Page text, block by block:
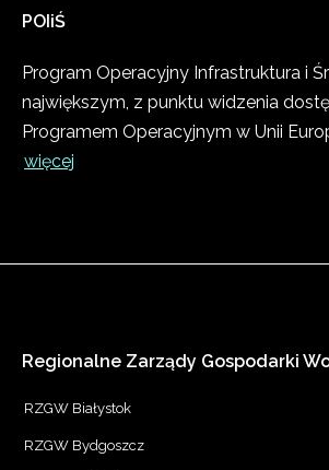
POIiŚ
Program Operacyjny Infrastruktura i
największym, z punktu widzenia
Programem Operacyjnym w Unii
więcej
Regionalne Zarządy Gospodarki
RZGW Białystok
RZGW Bydgoszcz